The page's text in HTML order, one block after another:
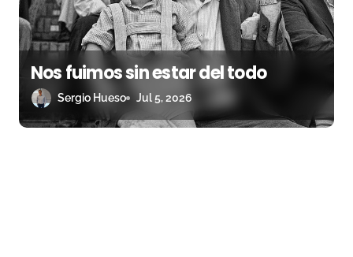
Nos fuimos sin estar del todo
Sergio Hueso Jul 5, 2026